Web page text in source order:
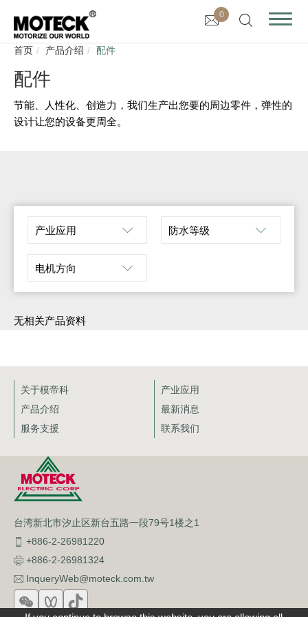
0
首页 产品介绍 配件
配件
节能、人性化、创造力，我们生产出您要的周边零件，弹性的
设计让您的设备更周全。
产业应用 防水等级
电机方向
无相关产品资料
关于模帝科
产业应用
产品介绍
最新消息
服务支援
联系我们
台湾新北市汐止区新台五路一段79号1楼之1
+886-2-26981220
+886-2-26981324
InqueryWeb@moteck.com.tw